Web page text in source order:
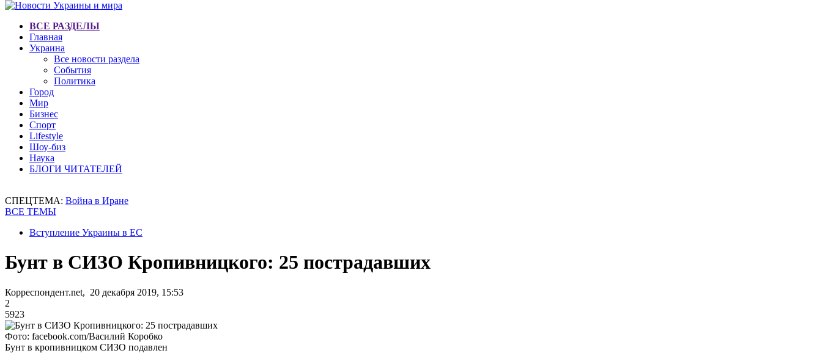
ВСЕ РАЗДЕЛЫ
Главная
Украина
Все новости раздела
События
Политика
Город
Мир
Бизнес
Спорт
Lifestyle
Шоу-биз
Наука
БЛОГИ ЧИТАТЕЛЕЙ
СПЕЦТЕМА: Война в Иране
ВСЕ ТЕМЫ
Вступление Украины в ЕС
Бунт в СИЗО Кропивницкого: 25 пострадавших
Корреспондент.net, 20 декабря 2019, 15:53
2
5923
Фото: facebook.com/Василий Коробко
Бунт в кропивницком СИЗО подавлен